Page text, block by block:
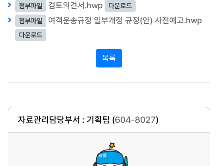
첨부파일
검토의견서.hwp
다운로드
첨부파일
여객운송규정 일부개정 규정(안) 사전예고.hwp
다운로드
목록
자료관리담당부서 : 기획팀 (604-8027)